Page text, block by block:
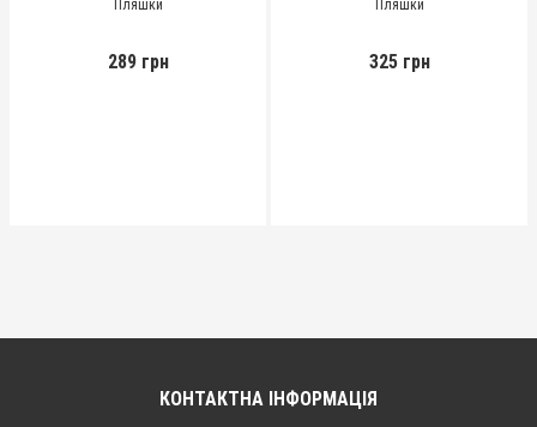
Пляшки
289 грн
Пляшки
325 грн
КОНТАКТНА ІНФОРМАЦІЯ